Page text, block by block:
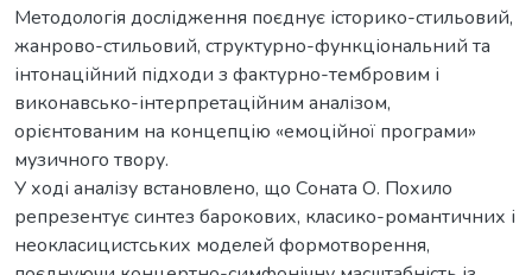
Методологія дослідження поєднує історико-стильовий,
жанрово-стильовий, структурно-функціональний та
інтонаційний підходи з фактурно-тембровим і
виконавсько-інтерпретаційним аналізом,
орієнтованим на концепцію «емоційної програми»
музичного твору.
У ході аналізу встановлено, що Соната О. Похило
репрезентує синтез барокових, класико-романтичних і
неокласицистських моделей формотворення,